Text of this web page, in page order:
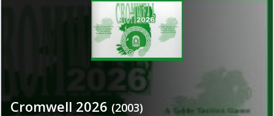
Cromwell 2026 (2003)